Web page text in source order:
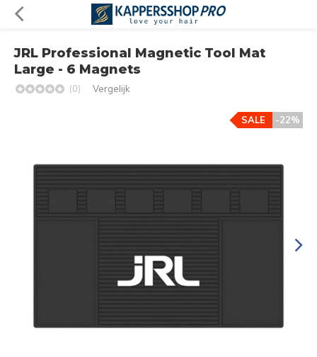
JRL Professional Magnetic Tool Mat
Large - 6 Magnets
(0) Vergelijk
-22%
SALE